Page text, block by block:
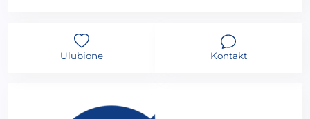
Ulubione Kontakt